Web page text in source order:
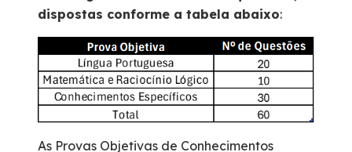
dispostas conforme a tabela abaixo:
As Provas Objetivas de Conhecimentos